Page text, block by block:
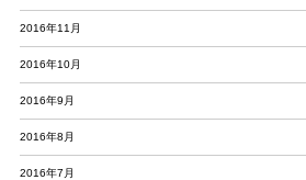
2016年11月
2016年10月
2016年9月
2016年8月
2016年7月